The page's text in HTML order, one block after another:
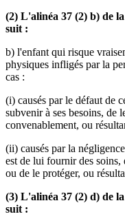
(2) L'alinéa 37 (2) b) de
suit :
b) l'enfant qui risque
physiques infligés par la
cas :
(i) causés par le défaut de
subvenir à ses besoins, de
convenablement, ou
(ii) causés par la
est de lui fournir des soins,
ou de le protéger, ou
(3) L'alinéa 37 (2) d) de
suit :